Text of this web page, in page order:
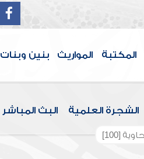
المكتبة المواريث بنين وبنات
الشجرة العلمية البث المباشر
[100]